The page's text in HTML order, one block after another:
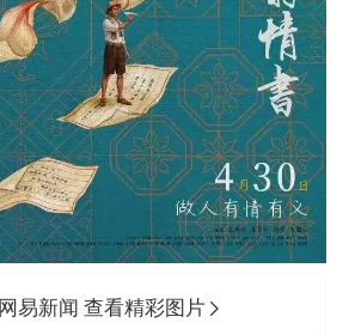
易新闻 查看精彩图片